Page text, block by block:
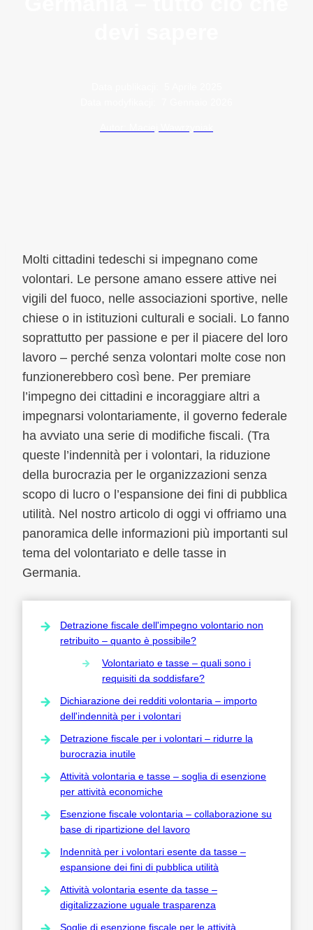
Molti cittadini tedeschi si impegnano come
volontari. Le persone amano essere attive nei
vigili del fuoco, nelle associazioni sportive, nelle
chiese o in istituzioni culturali e sociali. Lo fanno
soprattutto per passione e per il piacere del loro
lavoro – perché senza volontari molte cose non
funzionerebbero così bene. Per premiare
l’impegno dei cittadini e incoraggiare altri a
impegnarsi volontariamente, il governo federale
ha avviato una serie di modifiche fiscali. (Tra
queste l’indennità per i volontari, la riduzione
della burocrazia per le organizzazioni senza
scopo di lucro o l’espansione dei fini di pubblica
utilità. Nel nostro articolo di oggi vi offriamo una
panoramica delle informazioni più importanti sul
tema del volontariato e delle tasse in
Germania.
Detrazione fiscale dell'impegno volontario non
retribuito – quanto è possibile?
Volontariato e tasse – quali sono i
requisiti da soddisfare?
Dichiarazione dei redditi volontaria – importo
dell'indennità per i volontari
Detrazione fiscale per i volontari – ridurre la
burocrazia inutile
Attività volontaria e tasse – soglia di esenzione
per attività economiche
Esenzione fiscale volontaria – collaborazione su
base di ripartizione del lavoro
Indennità per i volontari esente da tasse –
espansione dei fini di pubblica utilità
Attività volontaria esente da tasse –
digitalizzazione uguale trasparenza
Soglie di esenzione fiscale per le attività